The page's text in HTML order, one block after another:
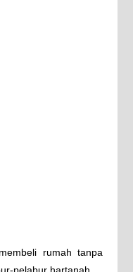
rumah tanpa